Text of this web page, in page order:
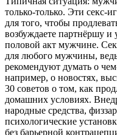
только-только. Эти секс-
для того, чтобы
возбуждаете партнёршу
половой акт мужчине.
для любого мужчины,
рекомендуют думать о
например, о новостях,
30 советов о том, как
домашних условиях.
народные средства,
психологические
без барьерной